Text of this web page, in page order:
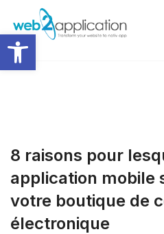
8 raisons pour
application mobile
votre boutique de
électronique
Ouvrir la barre d’outils